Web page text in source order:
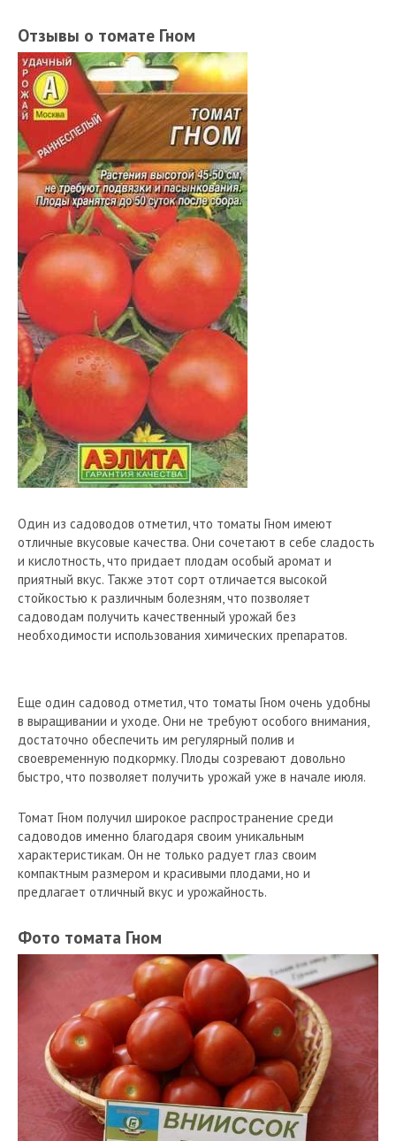
Отзывы о томате Гном
Один из садоводов отметил, что томаты Гном имеют
отличные вкусовые качества. Они сочетают в себе сладость
и кислотность, что придает плодам особый аромат и
приятный вкус. Также этот сорт отличается высокой
стойкостью к различным болезням, что позволяет
садоводам получить качественный урожай без
необходимости использования химических препаратов.
Еще один садовод отметил, что томаты Гном очень удобны
в выращивании и уходе. Они не требуют особого внимания,
достаточно обеспечить им регулярный полив и
своевременную подкормку. Плоды созревают довольно
быстро, что позволяет получить урожай уже в начале июля.
Томат Гном получил широкое распространение среди
садоводов именно благодаря своим уникальным
характеристикам. Он не только радует глаз своим
компактным размером и красивыми плодами, но и
предлагает отличный вкус и урожайность.
Фото томата Гном